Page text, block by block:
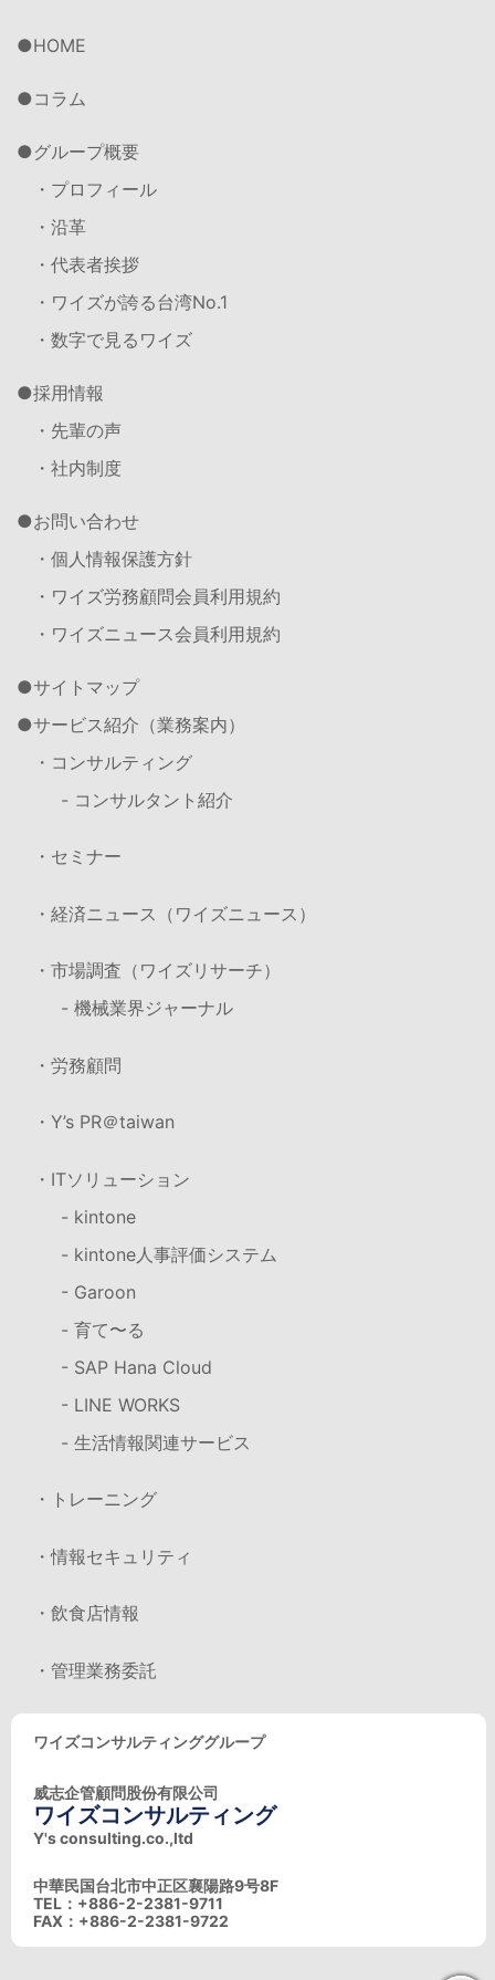
HOME
コラム
グループ概要
・プロフィール
・沿革
・代表者挨拶
・ワイズが誇る台湾No.1
・数字で見るワイズ
採用情報
・先輩の声
・社内制度
お問い合わせ
・個人情報保護方針
・ワイズ労務顧問会員利用規約
・ワイズニュース会員利用規約
サイトマップ
サービス紹介（業務案内）
・コンサルティング
- コンサルタント紹介
・セミナー
・経済ニュース（ワイズニュース）
・市場調査（ワイズリサーチ）
- 機械業界ジャーナル
・労務顧問
・Y’s PR＠taiwan
・ITソリューション
- kintone
- kintone人事評価システム
- Garoon
- 育て〜る
- SAP Hana Cloud
- LINE WORKS
- 生活情報関連サービス
・トレーニング
・情報セキュリティ
・飲食店情報
・管理業務委託
ワイズコンサルティンググループ
威志企管顧問股份有限公司
ワイズコンサルティング
Y's consulting.co.,ltd
中華民国台北市中正区襄陽路9号8F
TEL：+886-2-2381-9711
FAX：+886-2-2381-9722